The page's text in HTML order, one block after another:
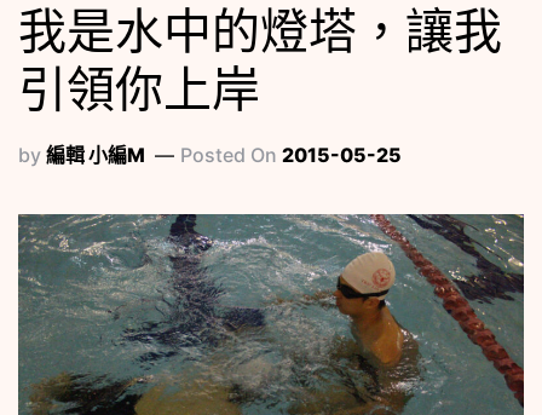
我是水中的燈塔，讓我
引領你上岸
by 編輯 小編M Posted On 2015-05-25